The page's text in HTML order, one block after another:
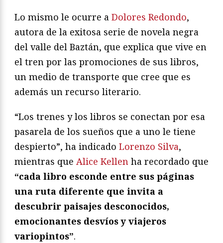
Lo mismo le ocurre a Dolores Redondo,
autora de la exitosa serie de novela negra
del valle del Baztán, que explica que vive en
el tren por las promociones de sus libros,
un medio de transporte que cree que es
además un recurso literario.
“Los trenes y los libros se conectan por esa
pasarela de los sueños que a uno le tiene
despierto”, ha indicado Lorenzo Silva,
mientras que Alice Kellen ha recordado que
“cada libro esconde entre sus páginas
una ruta diferente que invita a
descubrir paisajes desconocidos,
emocionantes desvíos y viajeros
variopintos”.